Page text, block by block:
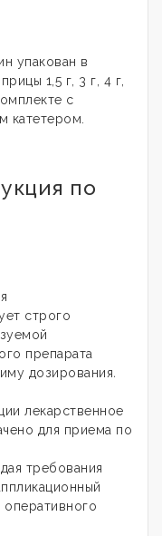
упакован в
1,5 г, 3 г, 4 г,
с
катетером.
по
строго
препарата
дозирования.
лекарственное
для приема по
требования
оперативного